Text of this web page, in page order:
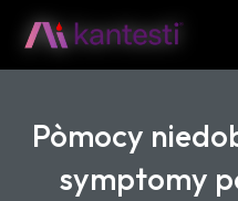
Pòmocy
symptomy